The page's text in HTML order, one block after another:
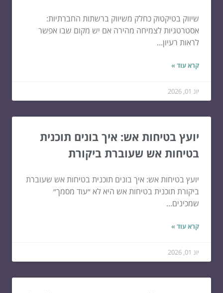
שיווק בטיקטוק כחלק משיווק ברשתות החברתיות:
אסטרטגיות לצמיחה מהירה אם יש מקום שבו אפשר
לראות רעיון...
קרא עוד »
יונ 01, 2026
יועץ בטיחות אש: איך בונים תוכנית
בטיחות אש שעוברת ביקורת
יועץ בטיחות אש: איך בונים תוכנית בטיחות אש שעוברת
ביקורת תוכנית בטיחות אש היא לא ״עוד מסמך״
שמכינים...
קרא עוד »
יונ 01, 2026